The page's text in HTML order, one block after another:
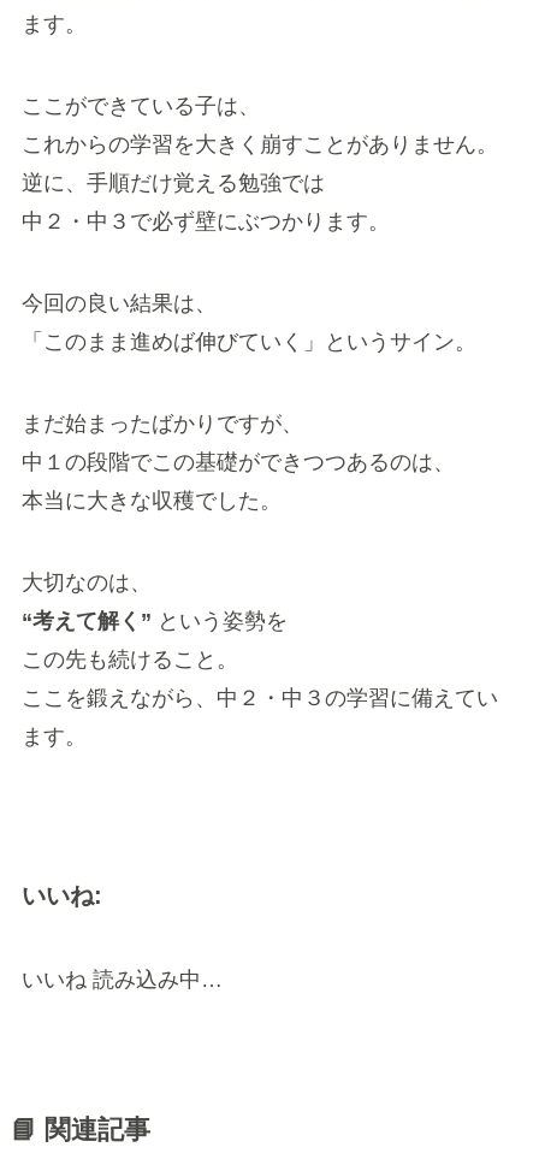
ます。
ここができている子は、
これからの学習を大きく崩すことがありません。
逆に、手順だけ覚える勉強では
中２・中３で必ず壁にぶつかります。
今回の良い結果は、
「このまま進めば伸びていく」というサイン。
まだ始まったばかりですが、
中１の段階でこの基礎ができつつあるのは、
本当に大きな収穫でした。
大切なのは、
“考えて解く” という姿勢を
この先も続けること。
ここを鍛えながら、中２・中３の学習に備えてい
ます。
いいね:
いいね 読み込み中…
📘 関連記事